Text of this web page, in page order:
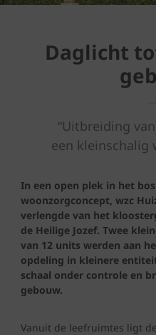
Daglicht
“Uitbreiding
een kleinschalig
In een open plek in het
woonzorgconcept, wzc
verlengde van het
de Heilige Jozef. Twee
van 12 units werden aan
opdeling in kleinere
schaal onder controle en
gebouw.
Vanuit de leefruimtes ligt